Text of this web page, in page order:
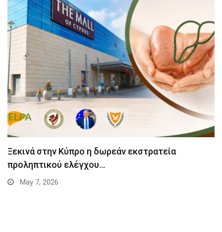
Ξεκινά στην Κύπρο η δωρεάν εκστρατεία
προληπτικού ελέγχου…
May 7, 2026